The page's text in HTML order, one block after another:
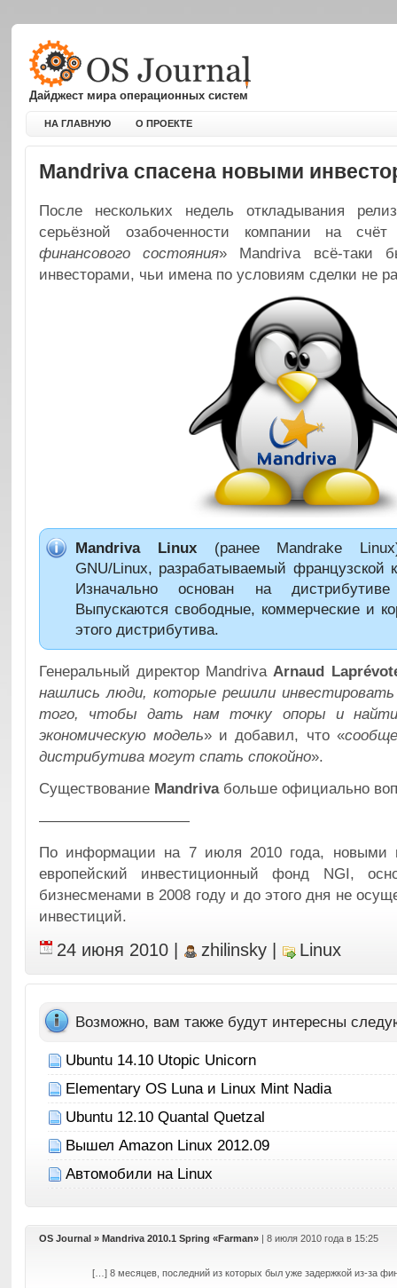
Дайджест мира операционных систем
НА ГЛАВНУЮ О ПРОЕКТЕ
Mandriva спасена новыми
После нескольких недель откладывания
серьёзной озабоченности компании на
финансового состояния» Mandriva всё-таки
инвесторами, чьи имена по условиям сделки не
Mandriva Linux(ранее Mandrake
GNU/Linux, разрабатываемый французской
Изначально основан на
Выпускаются свободные, коммерческие и
этого дистрибутива.
Генеральный директор MandrivaArnaud
нашлись люди, которые решили
того, чтобы дать нам точку опоры и
экономическую модель» и добавил, что «
дистрибутива могут спать спокойно».
Существование Mandrivaбольше официально
——————————
По информации на 7 июля 2010 года, новыми
европейский инвестиционный фонд NGI,
бизнесменами в 2008 году и до этого дня не
инвестиций.
24 июня 2010 zhilinsky Linux
Возможно, вам также будут интересны
Ubuntu 14.10 Utopic Unicorn
Elementary OS Luna и Linux Mint Nadia
Ubuntu 12.10 Quantal Quetzal
Вышел Amazon Linux 2012.09
Автомобили на Linux
OS Journal » Mandriva 2010.1 Spring «Farman» | 8 июля 2010 года в 15:25
[…] 8 месяцев, последний из которых был уже задержкой из-за